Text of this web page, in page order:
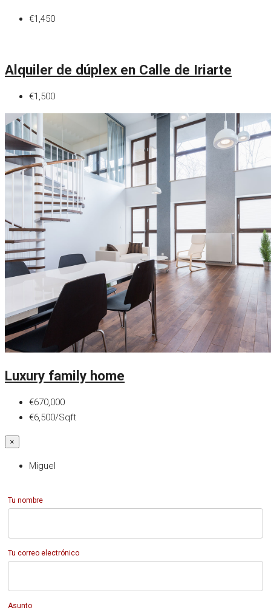
€1,450
Alquiler de dúplex en Calle de Iriarte
€1,500
Luxury family home
€670,000
€6,500/Sqft
×
Miguel
Tu nombre
Tu correo electrónico
Asunto